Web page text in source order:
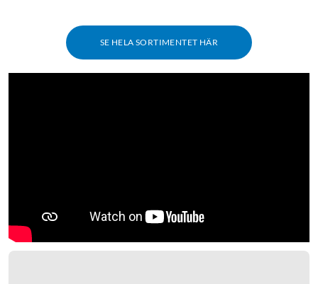
100+ st Nettlager
SE HELA SORTIMENTET HÄR